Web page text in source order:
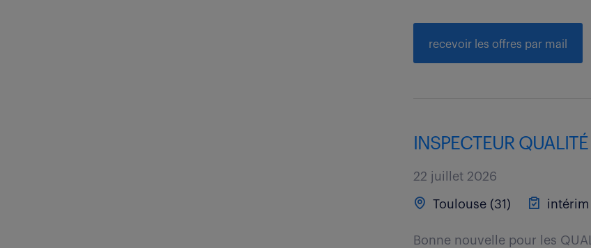
recevoir les offres par mail
INSPECTEUR
22 juillet 2026
Toulouse (31) intérim
Bonne nouvelle pour les